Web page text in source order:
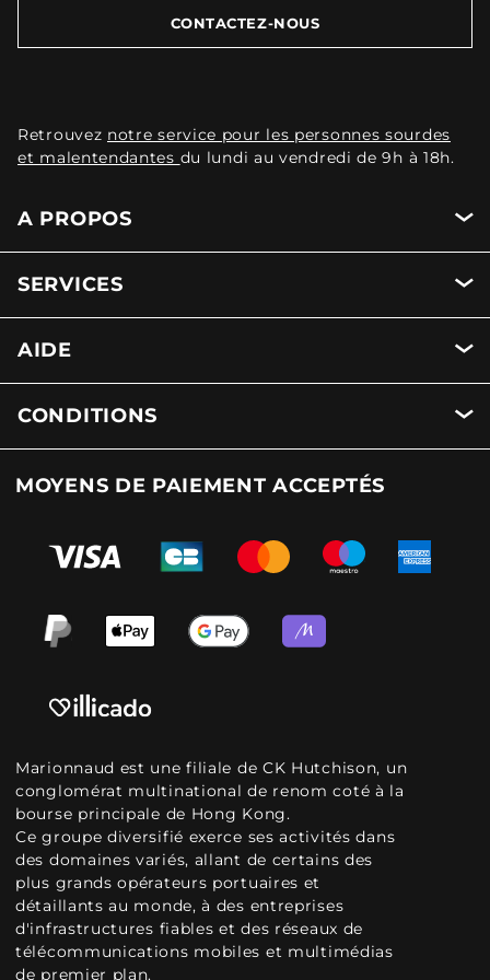
CONTACTEZ-NOUS
Retrouvez notre service pour les personnes sourdes
et malentendantes du lundi au vendredi de 9h à 18h.
A PROPOS
SERVICES
AIDE
CONDITIONS
MOYENS DE PAIEMENT ACCEPTÉS
Marionnaud est une filiale de CK Hutchison, un
conglomérat multinational de renom coté à la
bourse principale de Hong Kong.
Ce groupe diversifié exerce ses activités dans
des domaines variés, allant de certains des
plus grands opérateurs portuaires et
détaillants au monde, à des entreprises
d'infrastructures fiables et des réseaux de
télécommunications mobiles et multimédias
de premier plan.